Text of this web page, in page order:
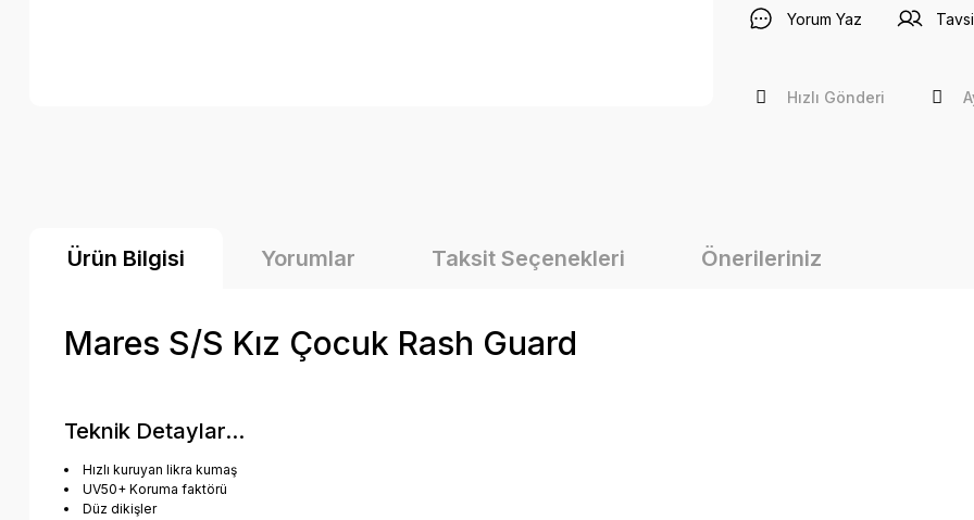
Yorum Yaz
Hızlı Gönderi
Ürün Bilgisi Yorumlar Taksit Seçenekleri Önerileriniz
Mares S/S Kız Çocuk Rash Guard
Teknik Detaylar...
Hızlı kuruyan likra kumaş
UV50+ Koruma faktörü
Düz dikişler